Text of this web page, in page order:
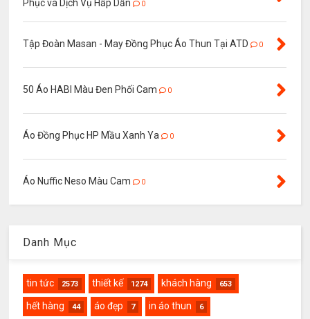
Phục và Dịch Vụ Hấp Dẫn 0
Tập Đoàn Masan - May Đồng Phục Áo Thun Tại ATD 0
50 Áo HABI Màu Đen Phối Cam 0
Áo Đồng Phục HP Mầu Xanh Ya 0
Áo Nuffic Neso Màu Cam 0
Danh Mục
tin tức 2573 thiết kế 1274 khách hàng 653
hết hàng 44 áo đẹp 7 in áo thun 6